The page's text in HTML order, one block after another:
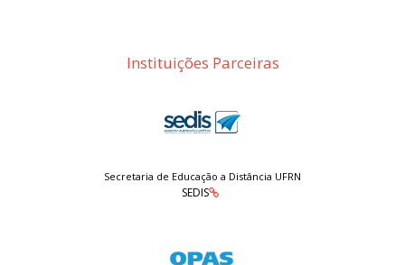
Instituições Parceiras
Secretaria de Educação a Distância UFRN
SEDIS